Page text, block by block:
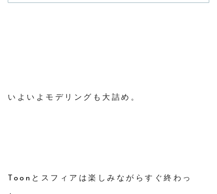
いよいよモデリングも大詰め。
Toonとスフィアは楽しみながらすぐ終わっ